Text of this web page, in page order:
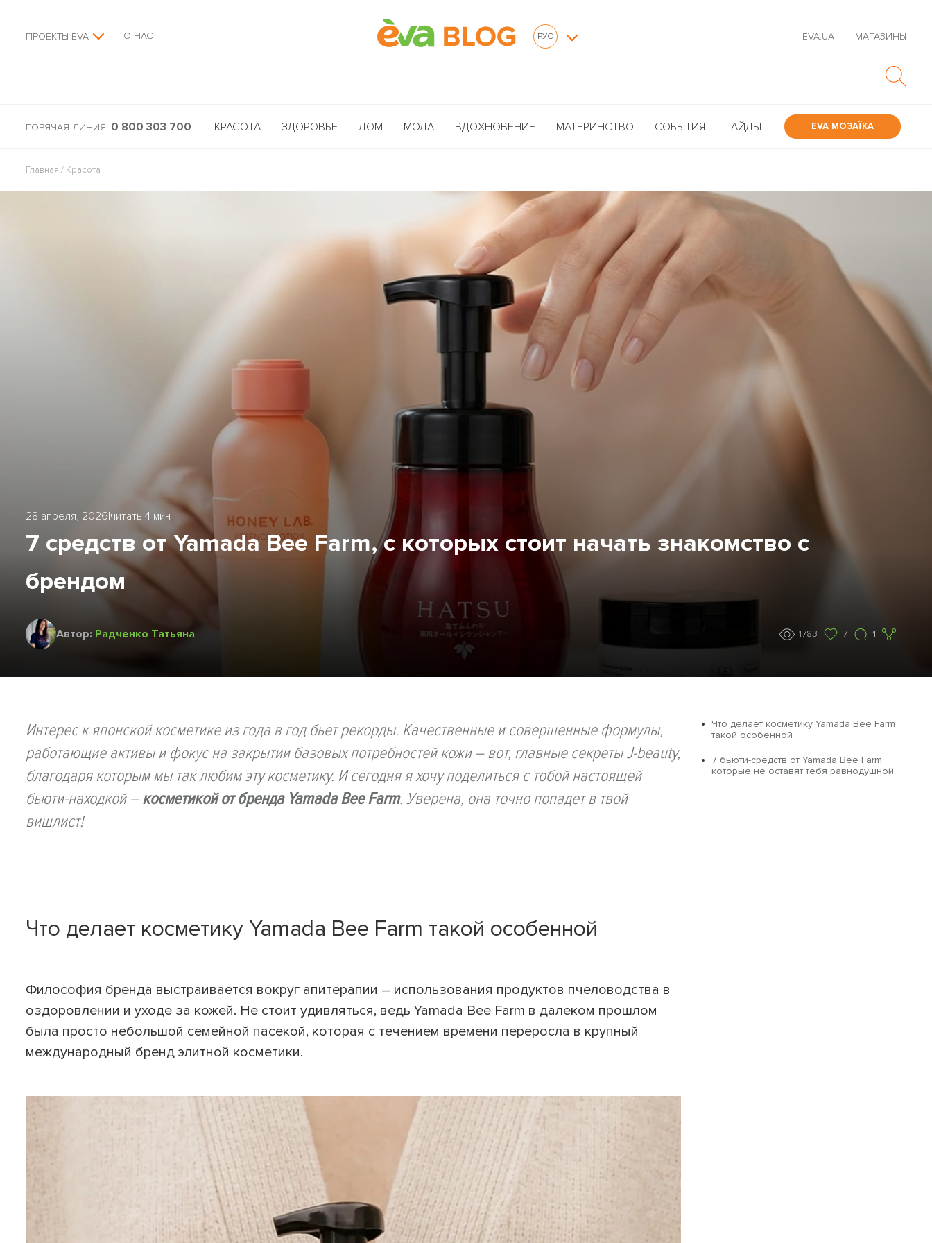
ПРОЕКТЫ EVA О НАС РУС EVA.UA МАГАЗИНЫ
ГОРЯЧАЯ ЛИНИЯ: 0 800 303 700 КРАСОТА ЗДОРОВЬЕ ДОМ МОДА ВДОХНОВЕНИЕ МАТЕРИНСТВО СОБЫТИЯ ГАЙДЫ EVA МОЗАЇКА
Главная / Красота
28 апреля, 2026|читать 4 мин
7 средств от Yamada Bee Farm, с которых стоит начать знакомство с
брендом
Автор: Радченко Татьяна 1783 7 1
Интерес к японской косметике из года в год бьет рекорды. Качественные и совершенные формулы,
работающие активы и фокус на закрытии базовых потребностей кожи – вот, главные секреты J-beauty,
благодаря которым мы так любим эту косметику. И сегодня я хочу поделиться с тобой настоящей
бьюти-находкой –косметикой от бренда Yamada Bee Farm. Уверена, она точно попадет в твой
вишлист!
Что делает косметику Yamada Bee Farm
такой особенной
7 бьюти-средств от Yamada Bee Farm,
которые не оставят тебя равнодушной
Что делает косметику Yamada Bee Farm такой особенной
Философия бренда выстраивается вокруг апитерапии – использования продуктов пчеловодства в
оздоровлении и уходе за кожей. Не стоит удивляться, ведь Yamada Bee Farm в далеком прошлом
была просто небольшой семейной пасекой, которая с течением времени переросла в крупный
международный бренд элитной косметики.